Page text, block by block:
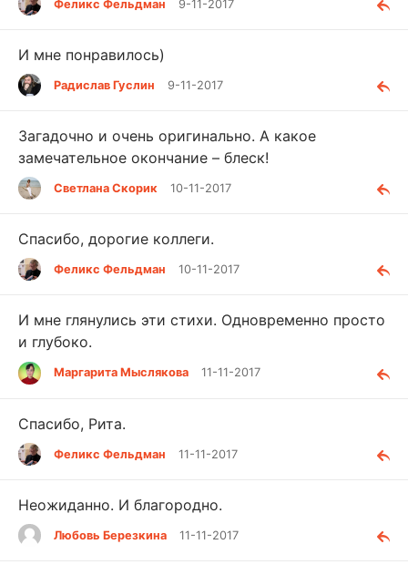
Феликс Фельдман 9-11-2017
И мне понравилось)
Радислав Гуслин 9-11-2017
Загадочно и очень оригинально. А какое
замечательное окончание – блеск!
Светлана Скорик 10-11-2017
Спасибо, дорогие коллеги.
Феликс Фельдман 10-11-2017
И мне глянулись эти стихи. Одновременно просто
и глубоко.
Маргарита Мыслякова 11-11-2017
Спасибо, Рита.
Феликс Фельдман 11-11-2017
Неожиданно. И благородно.
Любовь Березкина 11-11-2017